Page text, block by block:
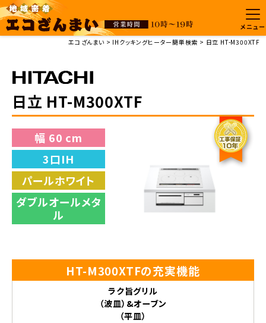
メニュー
エコざんまい
IHクッキングヒーター簡単検索 日立 HT-M300XTF
日立 HT-M300XTF
幅 60 cm
3口IH
パールホワイト
ダブルオールメタ
ル
HT-M300XTFの充実機能
ラク旨グリル
（波皿）&オーブン
（平皿）